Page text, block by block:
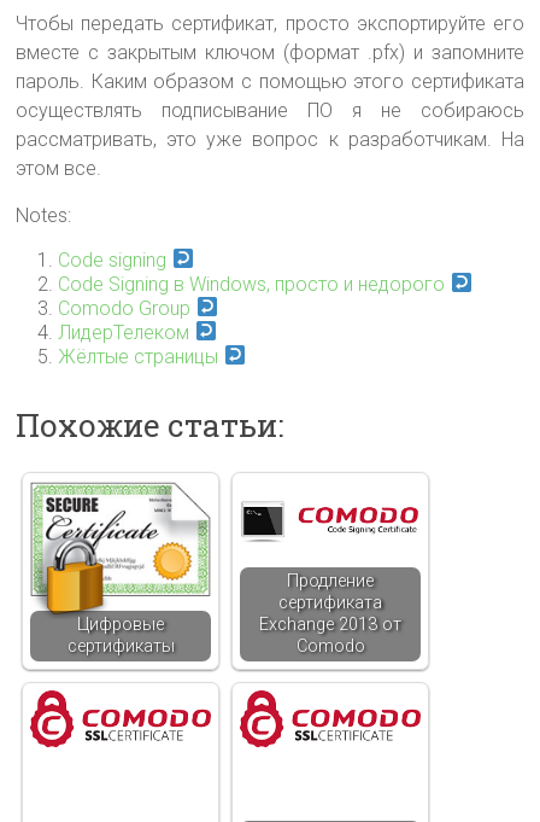
Чтобы передать сертификат, просто экспортируйте его
вместе с закрытым ключом (формат .pfx) и запомните
пароль. Каким образом с помощью этого сертификата
осуществлять подписывание ПО я не собираюсь
рассматривать, это уже вопрос к разработчикам. На
этом все.
Notes:
Code signing
Code Signing в Windows, просто и недорого
Comodo Group
ЛидерТелеком
Жёлтые страницы
Похожие статьи:
Цифровые
сертификаты
Продление
сертификата
Exchange 2013 от
Comodo